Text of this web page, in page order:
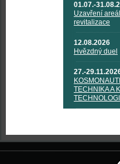
01.07.-
Uzavření
revitalizace
12.08.2026
Hvězdný duel
27.-
TECHNIKA A